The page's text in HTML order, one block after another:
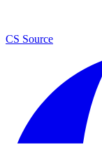
CS Source